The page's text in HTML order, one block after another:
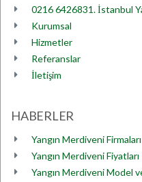
0216 6426831. İstanbul
Kurumsal
Hizmetler
Referanslar
İletişim
HABERLER
Yangın Merdiveni Firmaları
Yangın Merdiveni Fiyatları
Yangın Merdiveni Model